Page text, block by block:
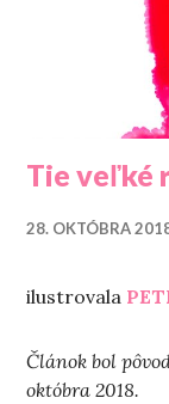
Tie veľké
28. OKTÓBRA
ilustrovala
Článok bol
októbra 2018.